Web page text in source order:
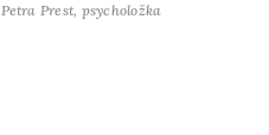
Petra Prest, psycholožka